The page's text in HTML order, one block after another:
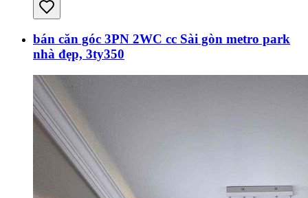
bán căn góc 3PN 2WC cc Sài gòn metro park
nhà đẹp, 3ty350